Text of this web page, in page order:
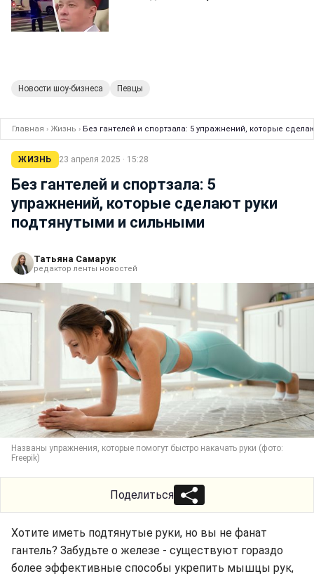
Новости шоу-бизнеса Певцы
Главная › Жизнь › Без гантелей и спортзала: 5 упражнений, которые
ЖИЗНЬ 23 апреля 2025 · 15:28
Без гантелей и спортзала: 5
упражнений, которые сделают руки
подтянутыми и сильными
Татьяна Самарук
редактор ленты новостей
Названы упражнения, которые помогут быстро накачать руки (фото:
Freepik)
Поделиться
Хотите иметь подтянутые руки, но вы не фанат
гантель? Забудьте о железе - существуют гораздо
более эффективные способы укрепить мышцы рук,